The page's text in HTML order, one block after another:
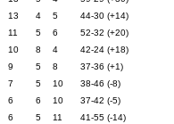
13 4 5 44-30 (+14)
11 5 6 52-32 (+20)
10 8 4 42-24 (+18)
9 5 8 37-36 (+1)
7 5 10 38-46 (-8)
6 6 10 37-42 (-5)
6 5 11 41-55 (-14)